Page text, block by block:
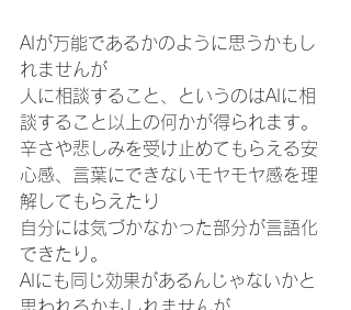
AIが万能であるかのように思うかもし
れませんが
人に相談すること、というのはAIに相
談すること以上の何かが得られます。
辛さや悲しみを受け止めてもらえる安
心感、言葉にできないモヤモヤ感を理
解してもらえたり
自分には気づかなかった部分が言語化
できたり。
AIにも同じ効果があるんじゃないかと
思われるかもしれませんが